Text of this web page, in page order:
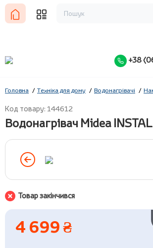
+38
Головна Техніка для дому Водонагрівачі
Код товару: 144612
Водонагрівач Midea
Товар закінчився
4 699 ₴